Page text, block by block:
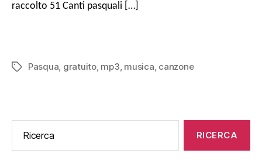
raccolto 51 Canti pasquali […]
Tag Pasqua, gratuito, mp3, musica, canzone
Cercare: